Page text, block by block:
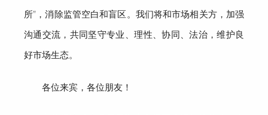
所”，消除监管空白和盲区。 我们 将和市场相关方，加强
沟通交流，共同坚守专业、理性、协同、法治，维护良
好市场生态。
各位来宾，各位朋友！